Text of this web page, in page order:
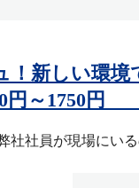
！新しい環
円～1750円
社社員が現場にい